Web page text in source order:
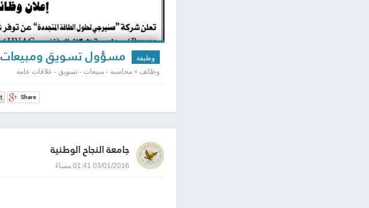
وظيفة مسؤول تسويق ومبيعات
وظائف » محاسبه - مبيعات - تسويق - علاقات عامه
جامعة النجاح الوطنية
03/01/2016 01:41 مساءً